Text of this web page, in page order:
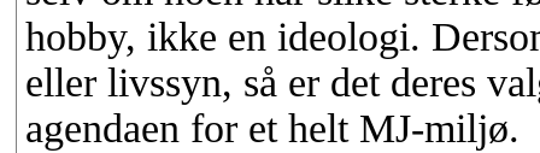
hobby, ikke en ideologi.
eller livssyn, så er det deres
agendaen for et helt MJ-miljø.